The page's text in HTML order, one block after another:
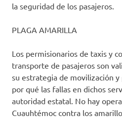
la seguridad de los pasajeros.
PLAGA AMARILLA
Los permisionarios de taxis y
transporte de pasajeros son
su estrategia de movilización y
por qué las fallas en dichos
autoridad estatal. No hay
Cuauhtémoc contra los